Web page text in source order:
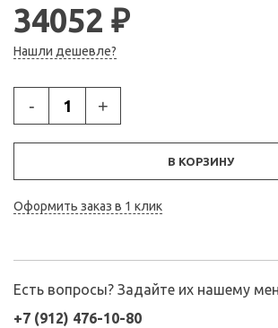
34052 ₽
Нашли дешевле?
- +
В КОРЗИНУ
Оформить заказ в 1 клик
Есть вопросы? Задайте их нашему
+7 (912) 476-10-80